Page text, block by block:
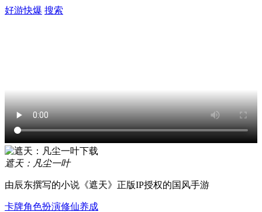
好游快爆 搜索
遮天：凡尘一叶
由辰东撰写的小说《遮天》正版IP授权的国风手游
卡牌角色扮演修仙养成